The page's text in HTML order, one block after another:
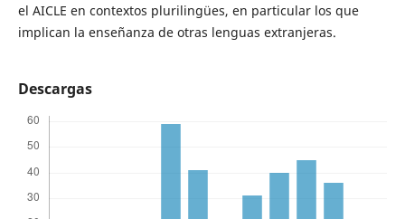
el AICLE en contextos plurilingües, en particular los que
implican la enseñanza de otras lenguas extranjeras.
Descargas